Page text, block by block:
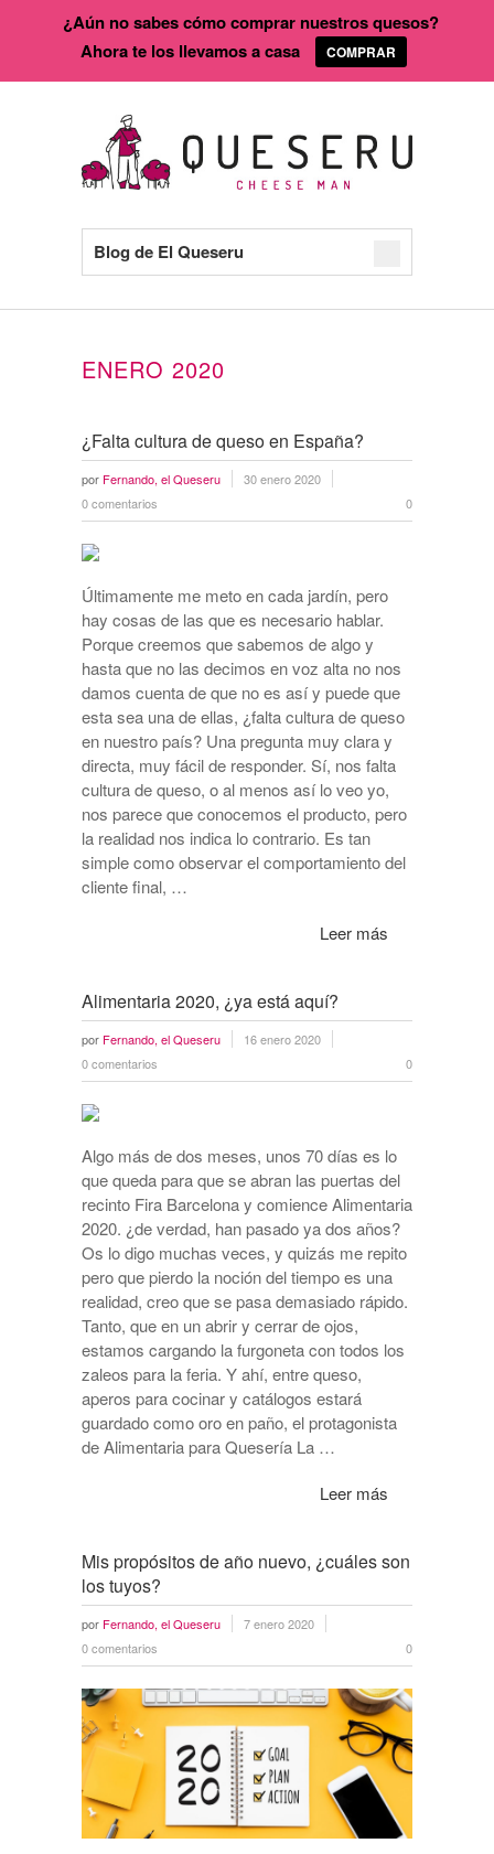
Blog de El Queseru
ENERO 2020
¿Falta cultura de queso en España?
por Fernando, el Queseru
30 enero 2020
0 comentarios
0
Últimamente me meto en cada jardín, pero
hay cosas de las que es necesario hablar.
Porque creemos que sabemos de algo y
hasta que no las decimos en voz alta no nos
damos cuenta de que no es así y puede que
esta sea una de ellas, ¿falta cultura de queso
en nuestro país? Una pregunta muy clara y
directa, muy fácil de responder. Sí, nos falta
cultura de queso, o al menos así lo veo yo,
nos parece que conocemos el producto, pero
la realidad nos indica lo contrario. Es tan
simple como observar el comportamiento del
cliente final, …
Leer más
Alimentaria 2020, ¿ya está aquí?
por Fernando, el Queseru
16 enero 2020
0 comentarios
0
Algo más de dos meses, unos 70 días es lo
que queda para que se abran las puertas del
recinto Fira Barcelona y comience Alimentaria
2020. ¿de verdad, han pasado ya dos años?
Os lo digo muchas veces, y quizás me repito
pero que pierdo la noción del tiempo es una
realidad, creo que se pasa demasiado rápido.
Tanto, que en un abrir y cerrar de ojos,
estamos cargando la furgoneta con todos los
zaleos para la feria. Y ahí, entre queso,
aperos para cocinar y catálogos estará
guardado como oro en paño, el protagonista
de Alimentaria para Quesería La …
Leer más
Mis propósitos de año nuevo, ¿cuáles son
los tuyos?
por Fernando, el Queseru
7 enero 2020
0 comentarios
0
¿Aún no sabes cómo comprar nuestros quesos?
Ahora te los llevamos a casa
COMPRAR